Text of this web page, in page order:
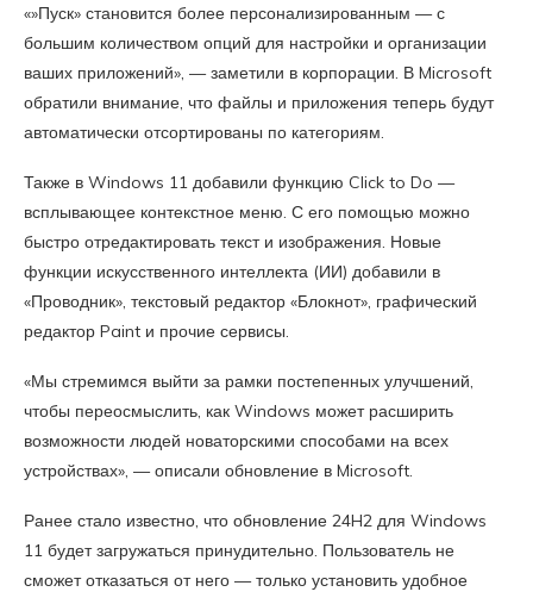
«»Пуск» становится более персонализированным — с
большим количеством опций для настройки и организации
ваших приложений», — заметили в корпорации. В Microsoft
обратили внимание, что файлы и приложения теперь будут
автоматически отсортированы по категориям.
Также в Windows 11 добавили функцию Click to Do —
всплывающее контекстное меню. С его помощью можно
быстро отредактировать текст и изображения. Новые
функции искусственного интеллекта (ИИ) добавили в
«Проводник», текстовый редактор «Блокнот», графический
редактор Paint и прочие сервисы.
«Мы стремимся выйти за рамки постепенных улучшений,
чтобы переосмыслить, как Windows может расширить
возможности людей новаторскими способами на всех
устройствах», — описали обновление в Microsoft.
Ранее стало известно, что обновление 24H2 для Windows
11 будет загружаться принудительно. Пользователь не
сможет отказаться от него — только установить удобное